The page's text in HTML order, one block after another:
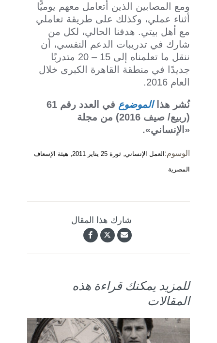
ومع المصابين الذين أتعامل معهم يوميًّا
أثناء عملي، وكذلك على طريقة تعاملي
مع أهل بيتي. هدفنا الحالي، لكل من
شارك في تدريبات الدعم النفسي، أن
ننقل ما تعلمناه إلى 15 – 20 متدربًا
جديدًا في منطقة القاهرة الكبرى خلال
العام 2016.
نُشر هذاالموضوع
في العدد رقم 61
(ربيع/ صيف 2016) من مجلة
«الإنساني».
الوسوم:العمل الإنساني, ثورة 25 يناير 2011 , هيئة الإسعاف
المصرية
شارك هذا المقال
للمزيد يمكنك قراءة هذه
المقالات